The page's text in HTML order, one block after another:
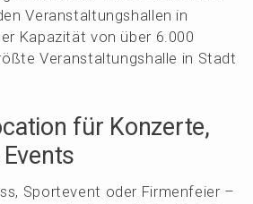
Veran­stal­tungs­hal­len in
Kapazi­tät von über 6.000
Veran­stal­tungs­hal­le in Stadt
für Konzer­te,
Sport­event oder Firmen­fei­er –